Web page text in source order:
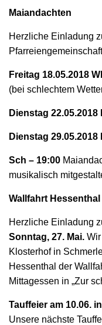
Maiandachten
Herzliche Einladung
Freitag 18.05.2018
(bei schlechtem
Dienstag 22.05.2018
Dienstag 29.05.2018
Sch – 19:00
musikalisch
Wallfahrt Hessenthal
Herzliche Einladung
Sonntag, 27. Mai.
Klosterhof in
Hessenthal der
Mittagessen in „Zur
Tauffeier am 10.06.
Unsere nächste